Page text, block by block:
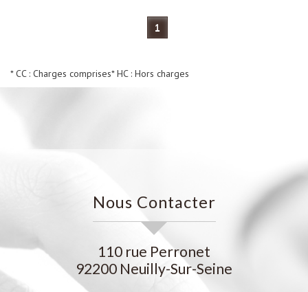
1
* CC : Charges comprises* HC : Hors charges
Nous Contacter
110 rue Perronet
92200 Neuilly-Sur-Seine